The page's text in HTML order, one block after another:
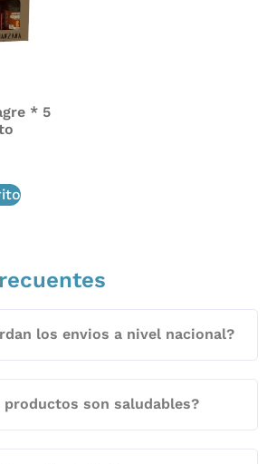
* 5
los envios a nivel nacional?
productos son saludables?